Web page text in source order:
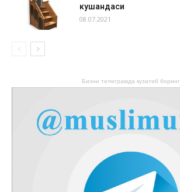
кушандаси
08.07.2021
Бизни телеграмда кузатиб боринг